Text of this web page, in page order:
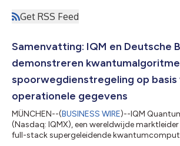
Get RSS Feed
Samenvatting: IQM en Deutsche
demonstreren
spoorwegdienstregeling op basis
operationele gegevens
MÜNCHEN--(BUSINESS WIRE)--IQM
(Nasdaq: IQMX), een wereldwijde
full-stack supergeleidende